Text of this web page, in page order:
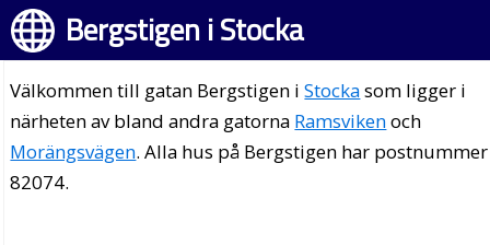
Bergstigen i Stocka
Välkommen till gatan Bergstigen iStockasom ligger i
närheten av bland andra gatorna Ramsvikenoch
Morängsvägen. Alla hus på Bergstigen har postnummer
82074.